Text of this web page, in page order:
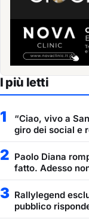
I più letti
1
“Ciao, vivo a
giro dei social e
2 Paolo Diana
fatto. Adesso
3 Rallylegend
pubblico